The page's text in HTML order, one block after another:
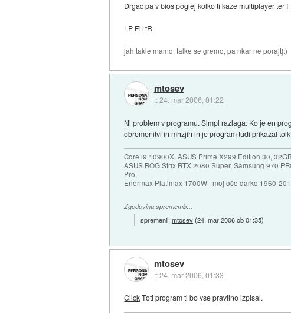
Drgac pa v bios poglej kolko ti kaze multiplayer ter
LP FiLtR
jah takle mamo, talke se gremo, pa nkar ne porajtj:)
mtosev
::24. mar 2006, 01:22
Ni problem v programu. Simpl razlaga: Ko je en
obremenitvi in mhzjih in je program tudi prikazal
Core i9 10900X, ASUS Prime X299 Edition 30,
ASUS ROG Strix RTX 2080 Super, Samsung 970
Pro,
Enermax Platimax 1700W | moj oče darko 1960-
Zgodovina sprememb…
spremenil:mtosev(24. mar 2006 ob 01:35)
mtosev
::24. mar 2006, 01:33
ClickToti program ti bo vse pravilno izpisal.